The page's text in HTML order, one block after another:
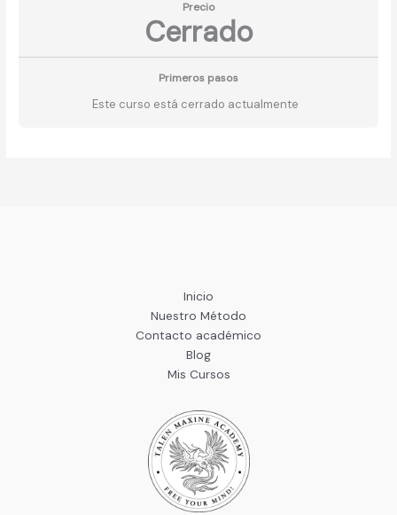
Precio
Cerrado
Primeros pasos
Este curso está cerrado actualmente
Inicio
Nuestro Método
Contacto académico
Blog
Mis Cursos